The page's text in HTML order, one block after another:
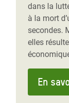
dans la
à la mort
secondes.
elles
En